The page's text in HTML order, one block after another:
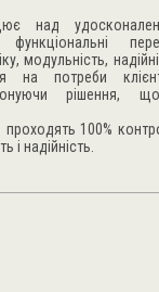
над
функціональні
модульність,
на потреби
рішення,
проходять 100%
і надійність.